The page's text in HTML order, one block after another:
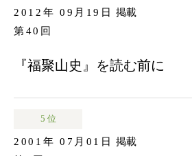
2012年 09月19日
掲載
第40回
『福聚山史』を読む前に
5 位
2001年 07月01日
掲載